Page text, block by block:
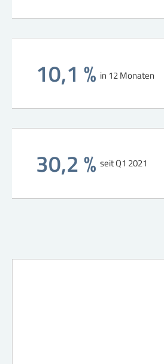
10,1 % in 12 Monaten
30,2 % seit Q1 2021